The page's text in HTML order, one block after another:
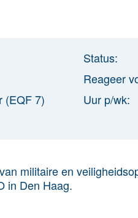
(EQF 7)
Status:
Reageer
Uur p/wk:
militaire en
in Den Haag.